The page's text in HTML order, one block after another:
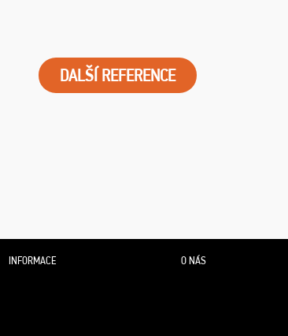
DALŠÍ REFERENCE
INFORMACE O NÁS